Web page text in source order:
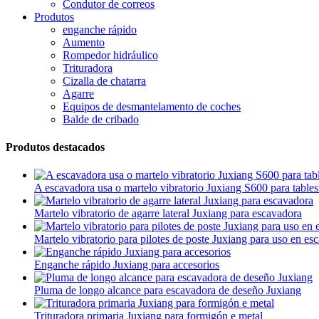
Condutor de correos
Produtos
enganche rápido
Aumento
Rompedor hidráulico
Trituradora
Cizalla de chatarra
Agarre
Equipos de desmantelamento de coches
Balde de cribado
Produtos destacados
A escavadora usa o martelo vibratorio Juxiang S600 para
Martelo vibratorio de agarre lateral Juxiang para escavadora
Martelo vibratorio para pilotes de poste Juxiang para uso en
Enganche rápido Juxiang para accesorios
Pluma de longo alcance para escavadora de deseño Juxiang
Trituradora primaria Juxiang para formigón e metal